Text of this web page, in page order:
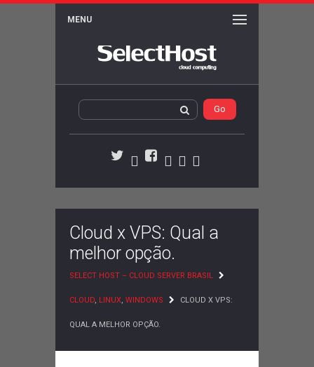
MENU
Twitter
WordPress
Facebook
ActivityMembers
Cloud x VPS: Qual a
melhor opção.
SELECT HOST – CLOUD SERVER BRASIL
CLOUD, LINUX, WINDOWS CLOUD X VPS:
QUAL A MELHOR OPÇÃO.